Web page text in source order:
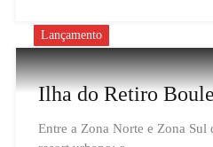
Lançamento
Ilha do Retiro
Entre a Zona Norte e Zona